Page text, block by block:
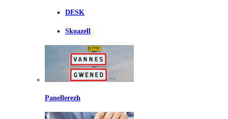
DESK
Skoazell
Panellerezh